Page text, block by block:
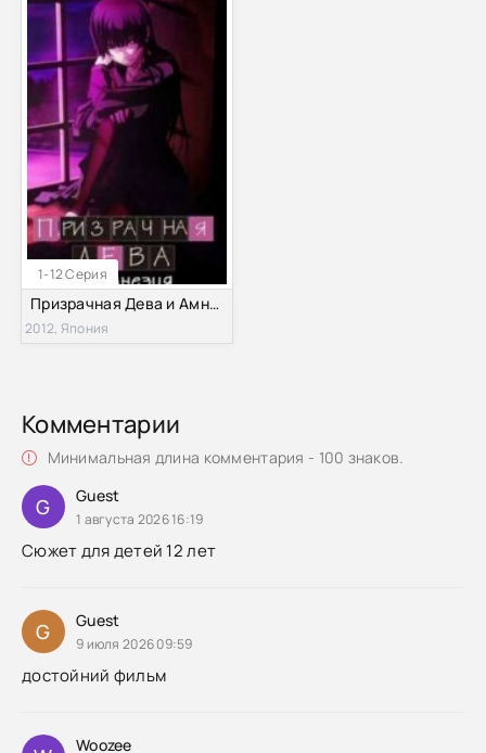
1-12 Серия
Призрачная Дева и Амнезия (2012)
2012, Япония
Комментарии
Минимальная длина комментария - 100 знаков.
G Guest
1 августа 2026 16:19
Сюжет для детей 12 лет
G Guest
9 июля 2026 09:59
достойний фильм
Woozee